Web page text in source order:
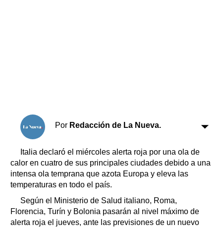
Por Redacción de La Nueva.
Italia declaró el miércoles alerta roja por una ola de
calor en cuatro de sus principales ciudades debido a una
intensa ola temprana que azota Europa y eleva las
temperaturas en todo el país.
Según el Ministerio de Salud italiano, Roma,
Florencia, Turín y Bolonia pasarán al nivel máximo de
alerta roja el jueves, ante las previsiones de un nuevo